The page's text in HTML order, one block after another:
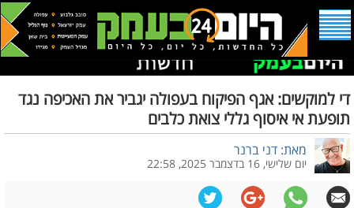
די למוקשים: אגף הפיקוח בעפולה יגביר את האכיפה נגד
תופעת אי איסוף גללי צואת כלבים
מאת: דני ברנר
יום שלישי, 16 בדצמבר 2025, 22:58